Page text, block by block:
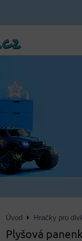
Úvod Hračky pro
Plyšová